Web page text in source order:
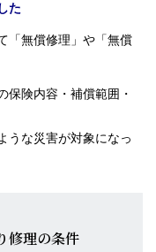
た
「無償修理」や「無償
保険内容・補償範囲・
うな災害が対象になっ
修理の条件